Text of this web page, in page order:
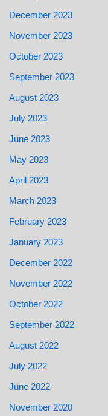
December 2023
November 2023
October 2023
September 2023
August 2023
July 2023
June 2023
May 2023
April 2023
March 2023
February 2023
January 2023
December 2022
November 2022
October 2022
September 2022
August 2022
July 2022
June 2022
November 2020